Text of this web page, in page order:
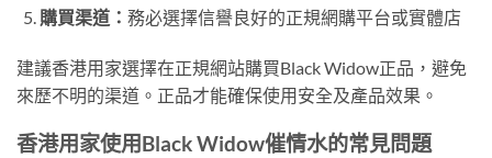
購買渠道： 務必選擇信譽良好的正規網購平台或實體店
建議香港用家選擇在正規網站購買Black Widow正品，避免
來歷不明的渠道。正品才能確保使用安全及產品效果。
香港用家使用Black Widow催情水的常見問題